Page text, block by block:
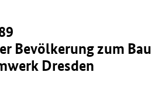
Bevölkerung zum Bau
Dresden